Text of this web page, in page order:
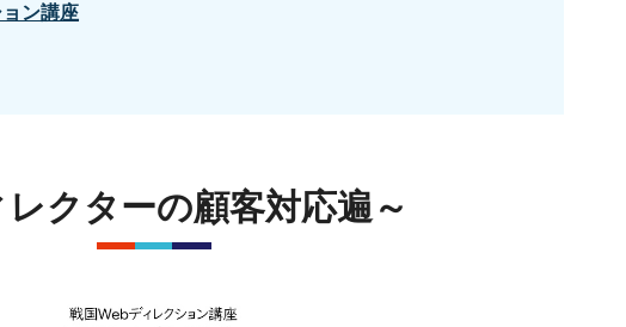
ン講座
レクターの顧客対応遍～